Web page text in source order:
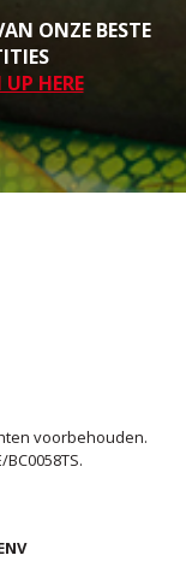
ONZE BESTE
HERE
voorbehouden.